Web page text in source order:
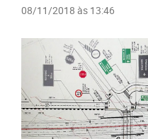
08/11/2018 às 13:46